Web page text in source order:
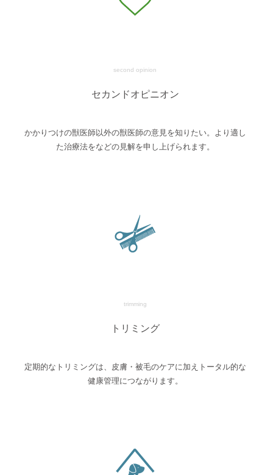
second opinion
セカンドオピニオン
かかりつけの獣医師以外の獣医師の意見を知りたい。より適し
た治療法をなどの見解を申し上げられます。
trimming
トリミング
定期的なトリミングは、皮膚・被毛のケアに加えトータル的な
健康管理につながります。